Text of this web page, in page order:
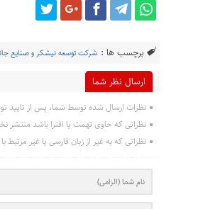
برچسب ها : شرکت توسعه نیشکر و صنایع
ارسال نظر شما
نظرات ارسال شده توسط شما، پس از
نظراتی که حاوی تهمت یا افترا باشد منتشر
نظراتی که به غیر از زبان فارسی یا غیر